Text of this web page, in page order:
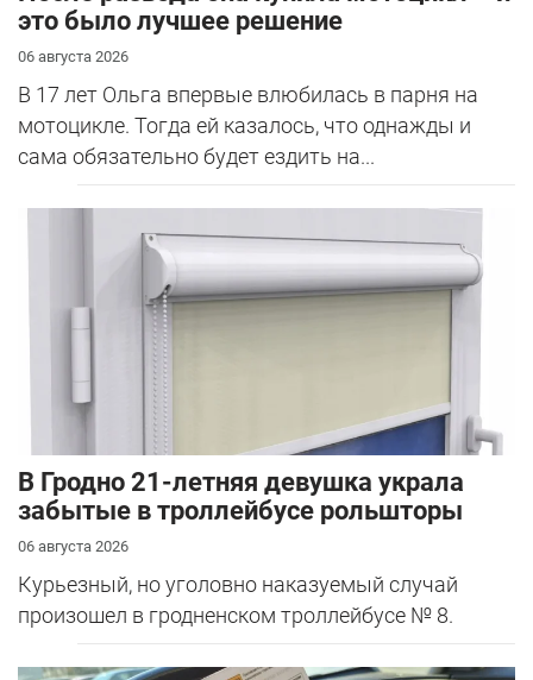
это было лучшее решение
06 августа 2026
В 17 лет Ольга впервые влюбилась в парня на
мотоцикле. Тогда ей казалось, что однажды и
сама обязательно будет ездить на...
В Гродно 21-летняя девушка украла
забытые в троллейбусе рольшторы
06 августа 2026
Курьезный, но уголовно наказуемый случай
произошел в гродненском троллейбусе № 8.